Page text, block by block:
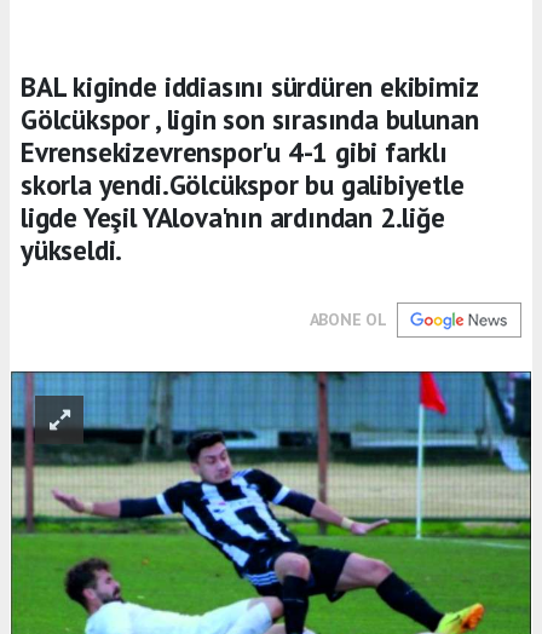
BAL kiginde iddiasını sürdüren ekibimiz
Gölcükspor , ligin son sırasında bulunan
Evrensekizevrenspor'u 4-1 gibi farklı
skorla yendi.Gölcükspor bu galibiyetle
ligde Yeşil YAlova'nın ardından 2.liğe
yükseldi.
ABONE OL